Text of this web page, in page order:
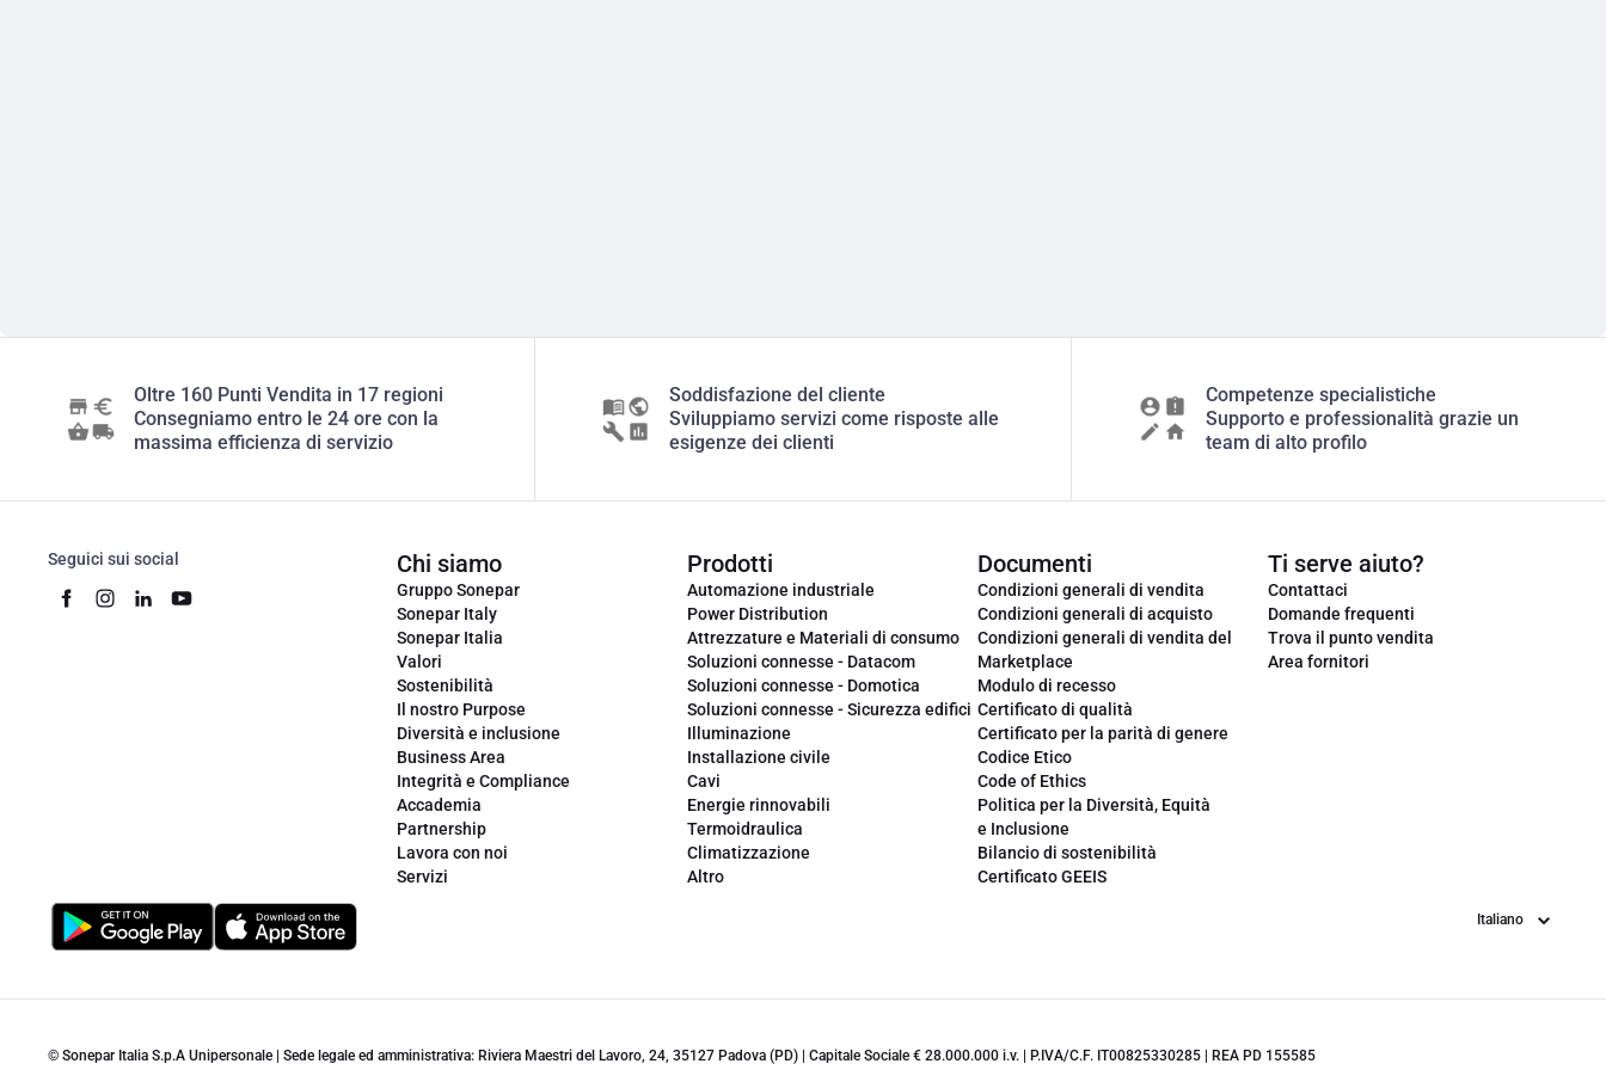
Oltre 160 Punti Vendita in 17 regioni
Consegniamo entro le 24 ore con la
massima efficienza di servizio
Soddisfazione del cliente
Sviluppiamo servizi come risposte alle
esigenze dei clienti
Competenze specialistiche
Supporto e professionalità grazie un
team di alto profilo
Seguici sui social Chi siamo
Gruppo Sonepar
Sonepar Italy
Sonepar Italia
Valori
Sostenibilità
Il nostro Purpose
Diversità e inclusione
Business Area
Integrità e Compliance
Accademia
Partnership
Lavora con noi
Servizi
Prodotti
Automazione industriale
Power Distribution
Attrezzature e Materiali di consumo
Soluzioni connesse - Datacom
Soluzioni connesse - Domotica
Soluzioni connesse - Sicurezza edifici
Illuminazione
Installazione civile
Cavi
Energie rinnovabili
Termoidraulica
Climatizzazione
Altro
Documenti
Condizioni generali di vendita
Condizioni generali di acquisto
Condizioni generali di vendita del
Marketplace
Modulo di recesso
Certificato di qualità
Certificato per la parità di genere
Codice Etico
Code of Ethics
Politica per la Diversità, Equità
e Inclusione
Bilancio di sostenibilità
Certificato GEEIS
Ti serve aiuto?
Contattaci
Domande frequenti
Trova il punto vendita
Area fornitori
Lingua
© Sonepar Italia S.p.A Unipersonale | Sede legale ed amministrativa: Riviera Maestri del Lavoro, 24, 35127 Padova (PD) | Capitale Sociale € 28.000.000 i.v. | P.IVA/C.F. IT00825330285 | REA PD 155585